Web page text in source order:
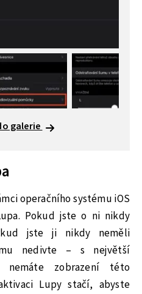
galerie
operačního systému iOS
Pokud jste o ni nikdy
jste ji nikdy neměli
nedivte – s největší
nemáte zobrazení této
Lupy stačí, abyste